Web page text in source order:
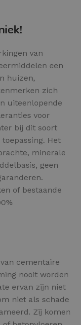
van
een
huizen,
zich
uiteenlopende
voor
bij dit soort
Het
minerale
geen
of bestaande
cementaire
nooit worden
ervan zijn niet
niet als schade
Zij komen